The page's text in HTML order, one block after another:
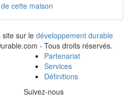
cette maison
sur le développement durable
- Tous droits réservés.
Partenariat
Services
Définitions
Suivez-nous